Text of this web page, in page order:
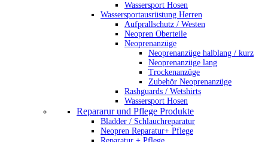
Wassersport Hosen
Wassersportausrüstung Herren
Aufprallschutz / Westen
Neopren Oberteile
Neoprenanzüge
Neoprenanzüge halblang / kurz
Neoprenanzüge lang
Trockenanzüge
Zubehör Neoprenanzüge
Rashguards / Wetshirts
Wassersport Hosen
Repararur und Pflege Produkte
Bladder / Schlauchreparatur
Neopren Reparatur+ Pflege